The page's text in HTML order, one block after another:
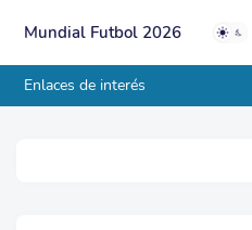
Mundial Futbol 2026
Enlaces de interés